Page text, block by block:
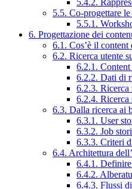
5.5. Co-progettare
5.5.1.
6. Progettazione dei
6.1. Cos’è il content
6.2. Ricerca utente
6.2.1.
6.2.2. Dati di
6.2.3. Ricerca
6.2.4. Ricerca
6.3. Dalla ricerca ai
6.3.1. User
6.3.2. Job
6.3.3. Criteri
6.4. Architettura
6.4.1.
6.4.2.
6.4.3. Flussi